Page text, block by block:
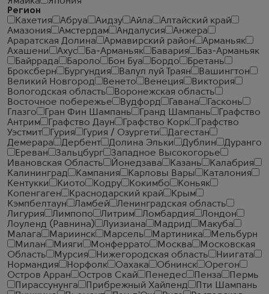
Регион
Кахетия
Абруа Аидзу Айла
Алтайский край
Амазония
Амстердам Андалусия
Анжера
Араратская Долина
Армавирский район
Арманьяк
Ахашени
Ахус Ба-Арманьяк Бавария
Баз-Арманьяк
Байррада
Бароло Бон Буа Бордо
Бретань
Броксберн
Бургундия Валул луй Траян
Вашингтон
Великий Новгород
Венето Венеция
Виктория
Вологодская область
Воронежская область
Восточное побережье
Вудфорд Гавана
Гасконь
Глазго
Гран Фин Шампань Гранд Шампань
Графство
Антрим
Графство Даун Графство Корк
Графство
Уэстмит
Гурия Гурия / Озургети
Дагестан
Демерара
Дербент Долина Эльки Дублин
Дуранго
Ереван
Зальцбург
Западное Высокогорье
Ивановская Область
Йонедзава Казань
Калабрия
Калининград
Кампания Карловы Вары
Каталония
Кентукки
Киото Кодру Кокимбо
Коньяк
Копенгаген
Краснодарский край
Крым
Кэмпбелтаун
Ламбей
Ленинградская область
Лигурия
Лимпопо Литрим Ломбардия
Лондон
Лоуленд (Равнина)
Луизиана Мадрид
Макуба
Малага
Мариинск Марсель Мартиника
Мельбурн
Милан
Мияги Монферрато Москва
Московская
Область
Мурсия Нижегородская область
Ниигата
Нормандия
Норфолк Оахака Обнинск
Орегон
Остров Арран
Остров Скай Пенедес Пенза
Пермь
Пирассунунга
Прибрежный Хайленд
Пти Шампань